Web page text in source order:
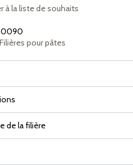
à la liste de souhaits
Filières pour pâtes
de la filière